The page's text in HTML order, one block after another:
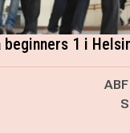
beginners 1 i